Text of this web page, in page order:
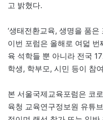
고 밝혔다.
‘생태전환교육, 생명을 품
이번 포럼은 올해로 여덟
육 석학들 뿐 아니라 전국
학생, 학부모, 시민 등이 참
본 서울국제교육포럼은 코
육청 교육연구정보원 유튜